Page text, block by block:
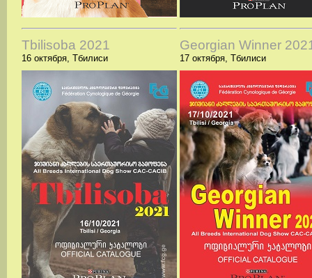
Tbilisoba 2021
16 октября, Тбилиси
Georgian Winner
17 октября, Тбилиси